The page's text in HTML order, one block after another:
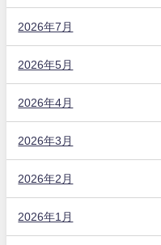
2026年7月
2026年5月
2026年4月
2026年3月
2026年2月
2026年1月